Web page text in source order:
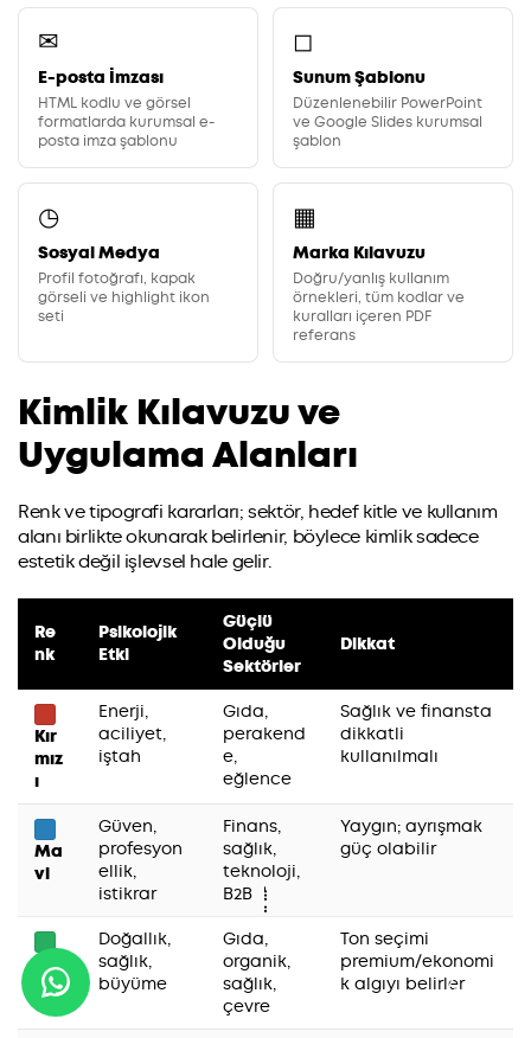
✉
E-posta İmzası
HTML kodlu ve görsel
formatlarda kurumsal e-
posta imza şablonu
◻
Sunum Şablonu
Düzenlenebilir PowerPoint
ve Google Slides kurumsal
şablon
◷
Sosyal Medya
Profil fotoğrafı, kapak
görseli ve highlight ikon
seti
▦
Marka Kılavuzu
Doğru/yanlış kullanım
örnekleri, tüm kodlar ve
kuralları içeren PDF
referans
Kimlik Kılavuzu ve
Uygulama Alanları
Renk ve tipografi kararları; sektör, hedef kitle ve kullanım
alanı birlikte okunarak belirlenir, böylece kimlik sadece
estetik değil işlevsel hale gelir.
Re
nk
Psikolojik
Etki
Güçlü
Olduğu
Sektörler
Dikkat
Kır
mız
ı
Enerji,
aciliyet,
iştah
Gıda,
perakend
e,
eğlence
Sağlık ve finansta
dikkatli
kullanılmalı
Ma
vi
Güven,
profesyon
ellik,
istikrar
Finans,
sağlık,
teknoloji,
B2B
Yaygın; ayrışmak
güç olabilir
Yeş
il
Doğallık,
sağlık,
büyüme
Gıda,
organik,
sağlık,
çevre
Ton seçimi
premium/ekonomi
k algıyı belirler